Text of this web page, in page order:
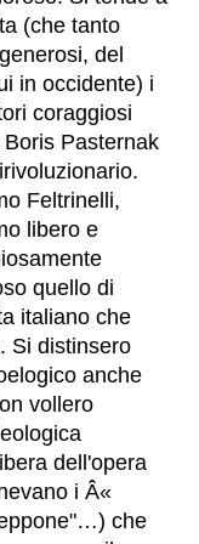
(che tanto
del
in occidente) i
coraggiosi
Pasternak
Feltrinelli,
libero e
quello di
italiano che
Si distinsero
anche
vollero
dell'opera
i Â«
che